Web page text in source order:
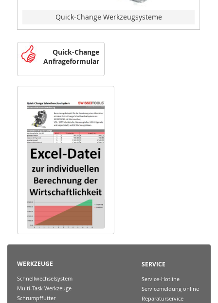
Quick-Change Werkzeugsysteme
Quick-Change
Anfrageformular
WERKZEUGE
Schnellwechselsystem
Multi-Task Werkzeuge
Schrumpffutter
SERVICE
Service-Hotline
Servicemeldung online
Reparaturservice